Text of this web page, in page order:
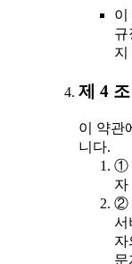
이
규
지
제 4
이 약관
니다.
①
자
②
서
자
문